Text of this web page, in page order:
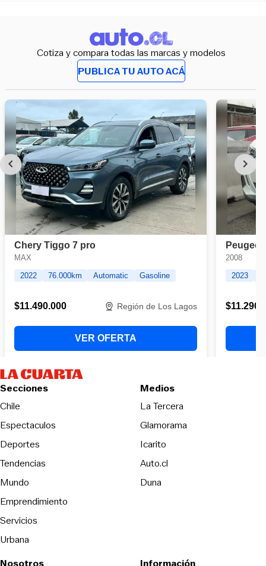
Cotiza y compara todas las marcas y modelos
PUBLICA TU AUTO ACÁ
Secciones
Chile
Espectaculos
Deportes
Tendencias
Mundo
Emprendimiento
Servicios
Urbana
Medios
La TerceraOpens in new
Glamorama
Icarito
Auto.cl
DunaOpens in new window